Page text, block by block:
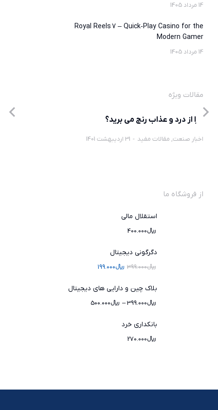
14 مرداد 1405
Royal Reels 7 – Quick‑Play Casino for the
Modern Gamer
14 مرداد 1405
مقالات ویژه
چرا از درد و عذاب رنج می برید؟
اخبار صنعت, مقالات مفید 31 اردیبهشت 1401
از فروشگاه ما
استقلال مالی
﷼400.000
دگرگونی دیجیتال
﷼399.000 ﷼199.000
بلاک چین و دارایی های دیجیتال
﷼399.000
– ﷼500.000
بانکداری خرد
﷼270.000